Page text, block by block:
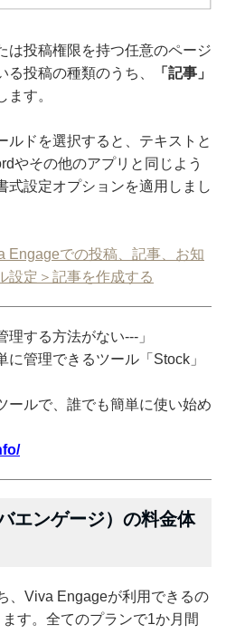
は投稿権限を持つ任意のページ
投稿の種類のうち、
「記事」
す。
ルドを選択すると、テキストと
やその他のアプリと同じよう
式設定オプションを適用しまし
Engageでの投稿、記事、お知
設定＞記事を作成する
理する方法がない---」
管理できるツール「Stock」
ールで、誰でも簡単に使い始め
エンゲージ）の料金体
、Viva Engageが利用できるの
す。全てのプランで1か月間